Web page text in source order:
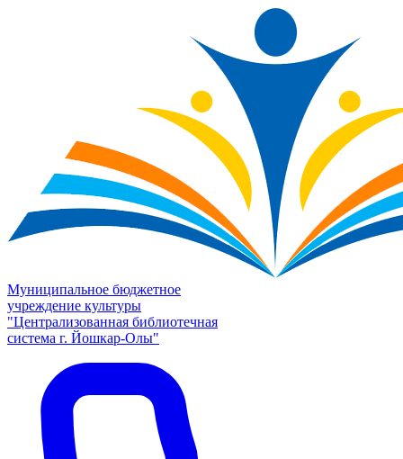
Муниципальное бюджетное
учреждение культуры
"Централизованная библиотечная
система г. Йошкар-Олы"